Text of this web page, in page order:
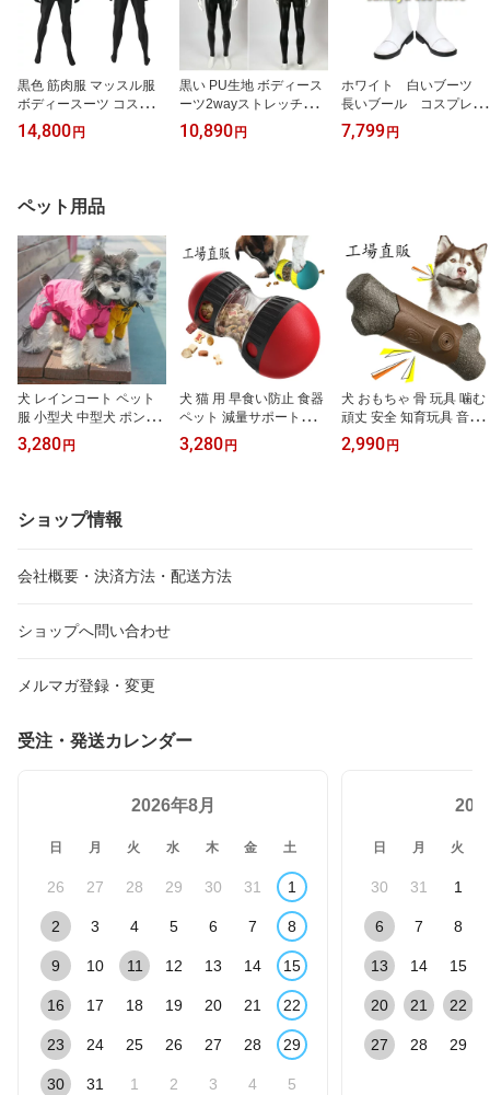
黒色 筋肉服 マッスル服
ボディースーツ コスプレ
衣装 サイズオーダー可能
14,800 円
黒い PU生地 ボディース
ーツ2wayストレッチあ
り 全身スーツ インナー
スーツ コスプレ衣装
10,890 円
ホワイト 白いブーツ
長いブール コスプレ
靴 オーダーサイズ可
7,799 円
ペット用品
犬 レインコート ペット
服 小型犬 中型犬 ポンチ
ョ レインウェア 雨具 カ
ッパ 帽子付 雨の日 防水
料無料
3,280 円
犬 猫 用 早食い防止 食器
ペット 減量サポートト
イ おもちゃ 知能トレ
ーニング 退屈解消 ス
れ 無毒 無害 窒息防止
自飯器 ストレス解消
3,280 円
犬 おもちゃ 骨 玩具 噛む
頑丈 安全 知育玩具 音の
出るおもちゃ デンタルケ
ア ストレス解消 運動不
2,990 円
ショップ情報
会社概要・決済方法・配送方法
ショップへ問い合わせ
メルマガ登録・変更
受注・発送カレンダー
2026年8月
日 月 火 水 木 金 土
26 27 28 29 30 31 1
2 3 4 5 6 7 8
9 10 11 12 13 14 15
16 17 18 19 20 21 22
23 24 25 26 27 28 29
30 31 1 2 3 4 5
日 月 火
30 31 1
6 7 8
13 14 15
20 21 22
27 28 29